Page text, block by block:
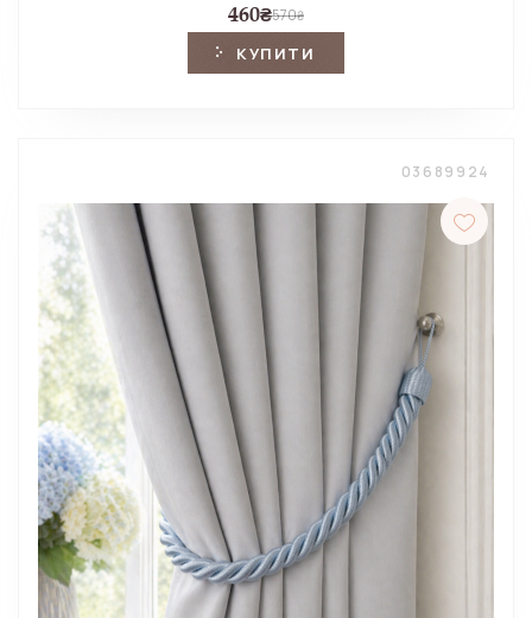
460₴570₴
КУПИТИ
03689924